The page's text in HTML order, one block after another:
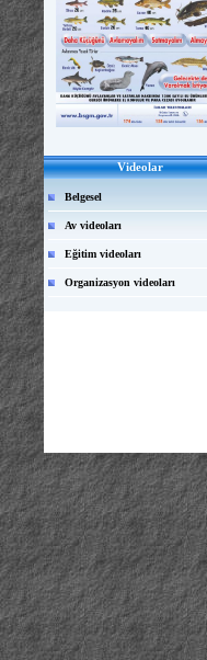
Videolar
Belgesel
Av videoları
Eğitim videoları
Organizasyon videoları